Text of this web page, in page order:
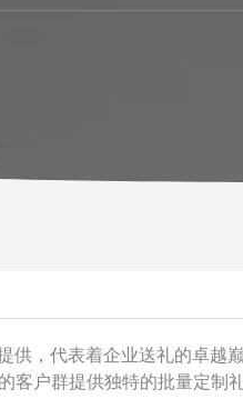
供，代表着企业送礼的卓越
户群提供独特的批量定制礼